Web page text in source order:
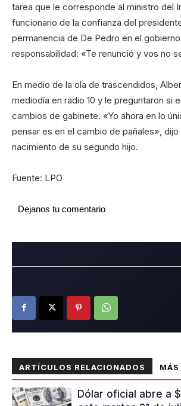
tarea que le corresponde al ministro del
funcionario de la confianza del
permanencia de De Pedro en el
responsabilidad: «Te renunció y vos no
En medio de la ola de trascendidos,
mediodía en radio 10 y le preguntaron si
cambios de gabinete. «Yo ahora en lo
pensar es en el cambio de pañales»,
nacimiento de su segundo hijo.
Fuente: LPO
Dejanos tu comentario
ARTÍCULOS RELACIONADOS
Dólar oficial abre a